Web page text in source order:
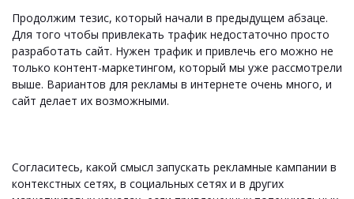
Продолжим тезис, который начали в предыдущем абзаце.
Для того чтобы привлекать трафик недостаточно просто
разработать сайт. Нужен трафик и привлечь его можно не
только контент-маркетингом, который мы уже рассмотрели
выше. Вариантов для рекламы в интернете очень много, и
сайт делает их возможными.
Согласитесь, какой смысл запускать рекламные кампании в
контекстных сетях, в социальных сетях и в других